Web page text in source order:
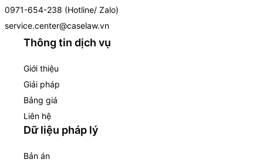
0971-654-238 (Hotline/ Zalo)
service.center@caselaw.vn
Thông tin dịch vụ
Giới thiệu
Giải pháp
Bảng giá
Liên hệ
Dữ liệu pháp lý
Bản án